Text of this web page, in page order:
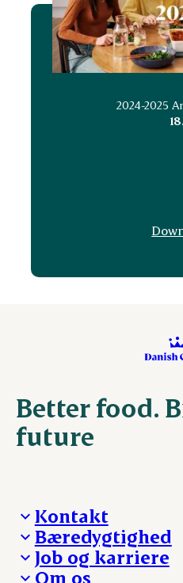
2024-2025
Better food.
future
Kontakt
Besøg Danish Crown
Presse og nyheder
Reklamationer
Bæredygtighed
Fra jord til bord
Job og karriere
Om os